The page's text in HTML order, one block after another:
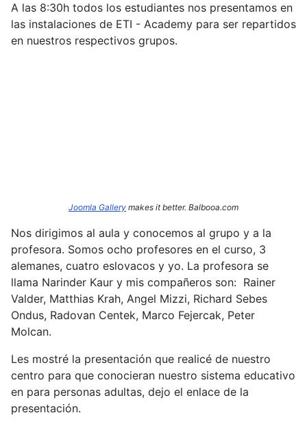
A las 8:30h todos los estudiantes nos presentamos en
las instalaciones de ETI - Academy para ser repartidos
en nuestros respectivos grupos.
Joomla Gallery makes it better. Balbooa.com
Nos dirigimos al aula y conocemos al grupo y a la
profesora. Somos ocho profesores en el curso, 3
alemanes, cuatro eslovacos y yo. La profesora se
llama Narinder Kaur y mis compañeros son: Rainer
Valder, Matthias Krah, Angel Mizzi, Richard Sebes
Ondus, Radovan Centek, Marco Fejercak, Peter
Molcan.
Les mostré la presentación que realicé de nuestro
centro para que conocieran nuestro sistema educativo
en para personas adultas, dejo el enlace de la
presentación.